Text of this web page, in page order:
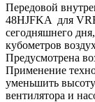
Передовой
48HJFKA для
сегодняшнего
кубометров
Предусмотрена
Применение
уменьшить
вентилятора и